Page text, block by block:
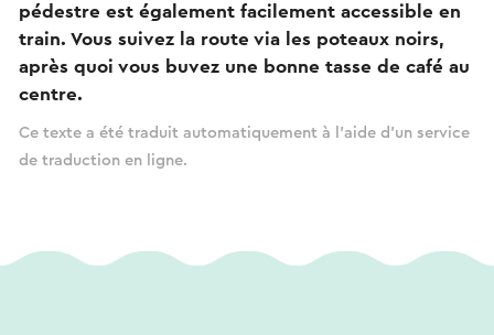
pédestre est également facilement accessible en
train. Vous suivez la route via les poteaux noirs,
après quoi vous buvez une bonne tasse de café au
centre.
Ce texte a été traduit automatiquement à l'aide d'un service
de traduction en ligne.